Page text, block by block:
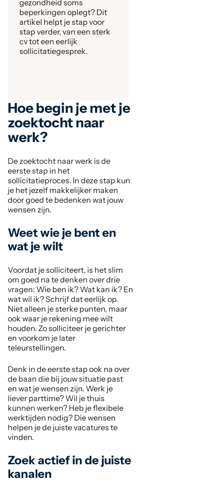
gezondheid soms
beperkingen oplegt? Dit
artikel helpt je stap voor
stap verder, van een sterk
cv tot een eerlijk
sollicitatiegesprek.
Hoe begin je met je
zoektocht naar
werk?
De zoektocht naar werk is de
eerste stap in het
sollicitatieproces. In deze stap kun
je het jezelf makkelijker maken
door goed te bedenken wat jouw
wensen zijn.
Weet wie je bent en
wat je wilt
Voordat je solliciteert, is het slim
om goed na te denken over drie
vragen: Wie ben ik? Wat kan ik? En
wat wil ik? Schrijf dat eerlijk op.
Niet alleen je sterke punten, maar
ook waar je rekening mee wilt
houden. Zo solliciteer je gerichter
en voorkom je later
teleurstellingen.
Denk in de eerste stap ook na over
de baan die bij jouw situatie past
en wat je wensen zijn. Werk je
liever parttime? Wil je thuis
kunnen werken? Heb je flexibele
werktijden nodig? Die wensen
helpen je de juiste vacatures te
vinden.
Zoek actief in de juiste
kanalen